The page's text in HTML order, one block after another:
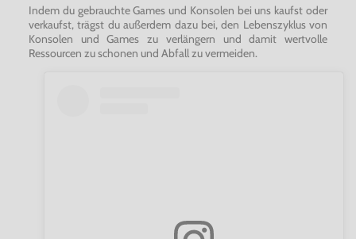
Indem du gebrauchte Games und Konsolen bei uns kaufst oder
verkaufst, trägst du außerdem dazu bei, den Lebenszyklus von
Konsolen und Games zu verlängern und damit wertvolle
Ressourcen zu schonen und Abfall zu vermeiden.